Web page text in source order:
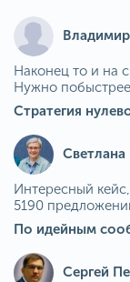
Наконец то и на
Нужно
Светлана
Интересный
5190
По идейным
Сергей